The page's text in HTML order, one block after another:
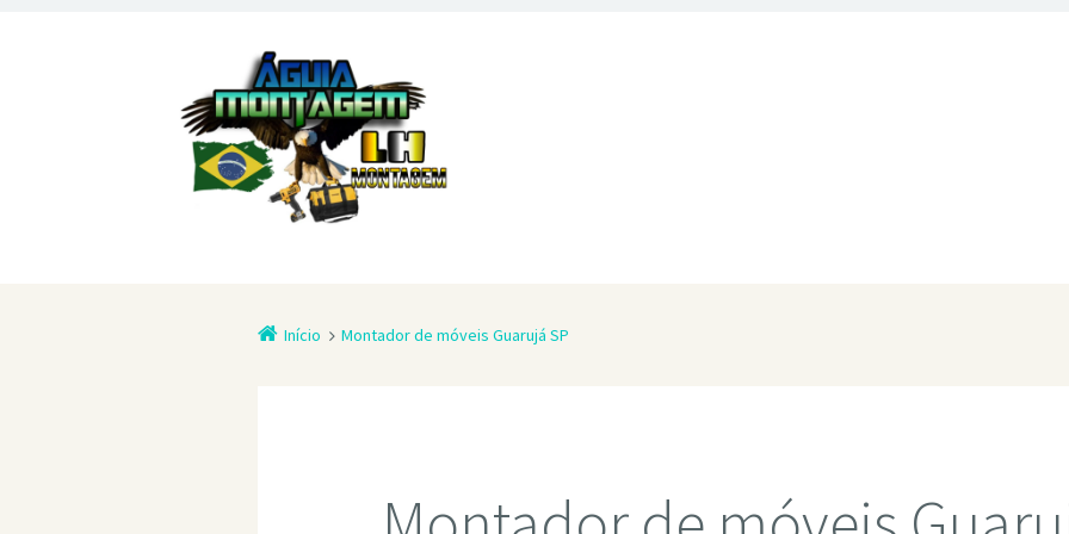
Início Montador de móveis Guarujá SP